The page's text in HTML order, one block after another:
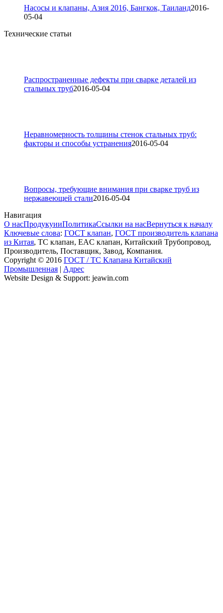
Насосы и клапаны, Азия 2016, Бангкок, Таиланд2016-
05-04
Технические статьи
Распространенные дефекты при сварке деталей из
стальных труб2016-05-04
Неравномерность толщины стенок стальных труб:
факторы и способы устранения2016-05-04
Вопросы, требующие внимания при сварке труб из
нержавеющей стали2016-05-04
Навигация
О насПродукуииПолитикаСсылки на насВернуться к началу
Ключевые слова: ГОСТ клапан, ГОСТ производитель клапана
из Китая, ТС клапан, EAC клапан, Китайский Трубопровод,
Производитель, Поставщик, Завод, Компания.
Copyright © 2016 ГОСТ / ТС Клапана Китайский
Промышленная | Адрес
Website Design & Support: jeawin.com